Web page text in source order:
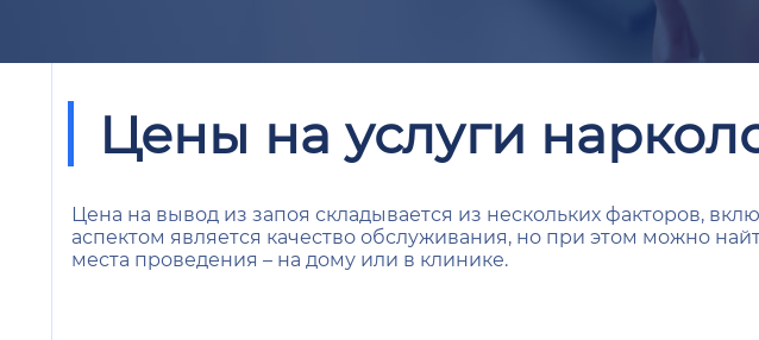
Цены на услуги
Цена на вывод из запоя складывается из нескольких факторов,
аспектом является качество обслуживания, но при этом можно
места проведения – на дому или в клинике.